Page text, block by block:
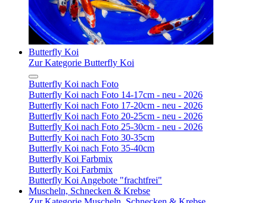
Butterfly Koi
Zur Kategorie Butterfly Koi
Butterfly Koi nach Foto
Butterfly Koi nach Foto 14-17cm - neu - 2026
Butterfly Koi nach Foto 17-20cm - neu - 2026
Butterfly Koi nach Foto 20-25cm - neu - 2026
Butterfly Koi nach Foto 25-30cm - neu - 2026
Butterfly Koi nach Foto 30-35cm
Butterfly Koi nach Foto 35-40cm
Butterfly Koi Farbmix
Butterfly Koi Farbmix
Butterfly Koi Angebote "frachtfrei"
Muscheln, Schnecken & Krebse